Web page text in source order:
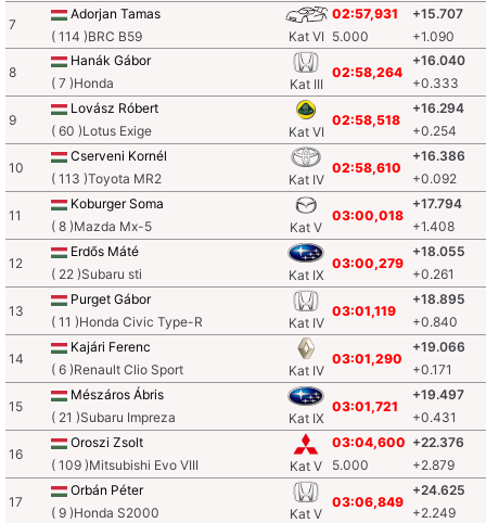
7
Adorjan Tamas
( 114 )BRC B59
Kat VI
02:57,931
5.000
+15.707
+1.090
8
Hanák Gábor
( 7 )Honda
Kat III
02:58,264
+16.040
+0.333
9
Lovász Róbert
( 60 )Lotus Exige
Kat VI
02:58,518
+16.294
+0.254
10
Cserveni Kornél
( 113 )Toyota MR2
Kat IV
02:58,610
+16.386
+0.092
11
Koburger Soma
( 8 )Mazda Mx-5
Kat V
03:00,018
+17.794
+1.408
12
Erdős Máté
( 22 )Subaru sti
Kat IX
03:00,279
+18.055
+0.261
13
Purget Gábor
( 11 )Honda Civic Type-R
Kat IV
03:01,119
+18.895
+0.840
14
Kajári Ferenc
( 6 )Renault Clio Sport
Kat IV
03:01,290
+19.066
+0.171
15
Mészáros Ábris
( 21 )Subaru Impreza
Kat IX
03:01,721
+19.497
+0.431
16
Oroszi Zsolt
( 109 )Mitsubishi Evo VIII
Kat V
03:04,600
5.000
+22.376
+2.879
17
Orbán Péter
( 9 )Honda S2000
Kat V
03:06,849
+24.625
+2.249